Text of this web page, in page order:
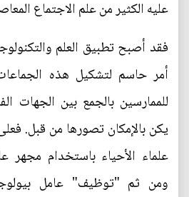
عليه الكثير من علم الاجتماع
فقد أصبح تطبيق العلم
أمر حاسم لتشكيل هذه
للممارسين بالجمع بين الجهات
يكن بالإمكان تصورها من قبل.
علماء الأحياء باستخدام مجهر
ومن ثم "توظيف" عامل